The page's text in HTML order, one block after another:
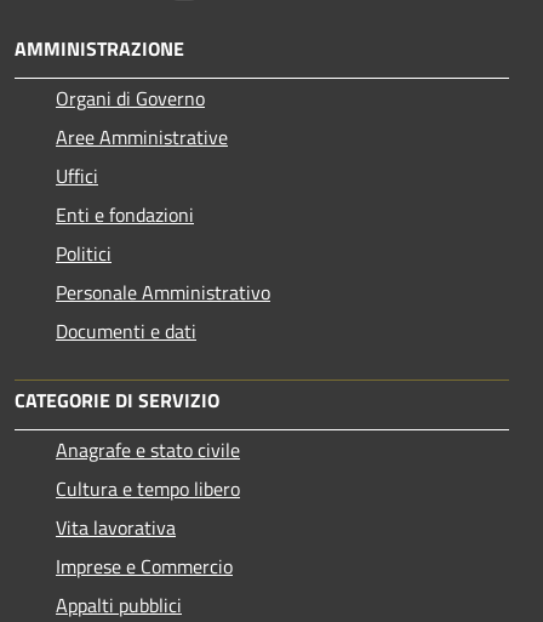
AMMINISTRAZIONE
Organi di Governo
Aree Amministrative
Uffici
Enti e fondazioni
Politici
Personale Amministrativo
Documenti e dati
CATEGORIE DI SERVIZIO
Anagrafe e stato civile
Cultura e tempo libero
Vita lavorativa
Imprese e Commercio
Appalti pubblici